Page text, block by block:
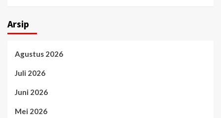
Arsip
Agustus 2026
Juli 2026
Juni 2026
Mei 2026